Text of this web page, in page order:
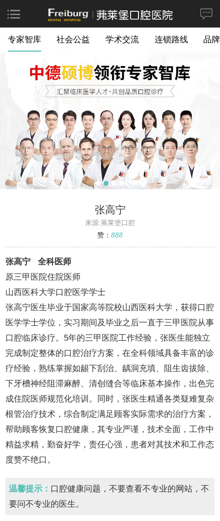
专家智库 社会公益 学术交流 连锁路线 品
张高宁
来源:茀莱堡口腔
赞： 888
张高宁 全科医师
原三甲医院住院医师
山西医科大学口腔医学学士
张高宁医生毕业于国家高等院校山西医科大学，获得口腔
医学学士学位，实习期间及毕业之后一直于三甲医院从事
口腔临床诊疗。5年的三甲医院工作经验，张医生能独立
完成制定整体的口腔治疗方案，在全科领域具备丰富的诊
疗经验，熟练掌握如龈下刮治、龋洞充填、阻生齿拔除、
下牙槽神经阻滞麻醉、清创缝合等临床基本操作，出色完
成住院医师规范化培训。同时，张医生精通各类疑难复杂
根管治疗技术，综合制定满足顾客实际需求的治疗方案，
帮助顾客恢复口腔健康，其专业严谨，技术全面，工作中
精益求精，勤奋好学，责任心强，患者对其技术和工作态
度赞不绝口。
温馨提示： 口腔健康问题，不要查看不专业的网站，不
要问不专业的医生。